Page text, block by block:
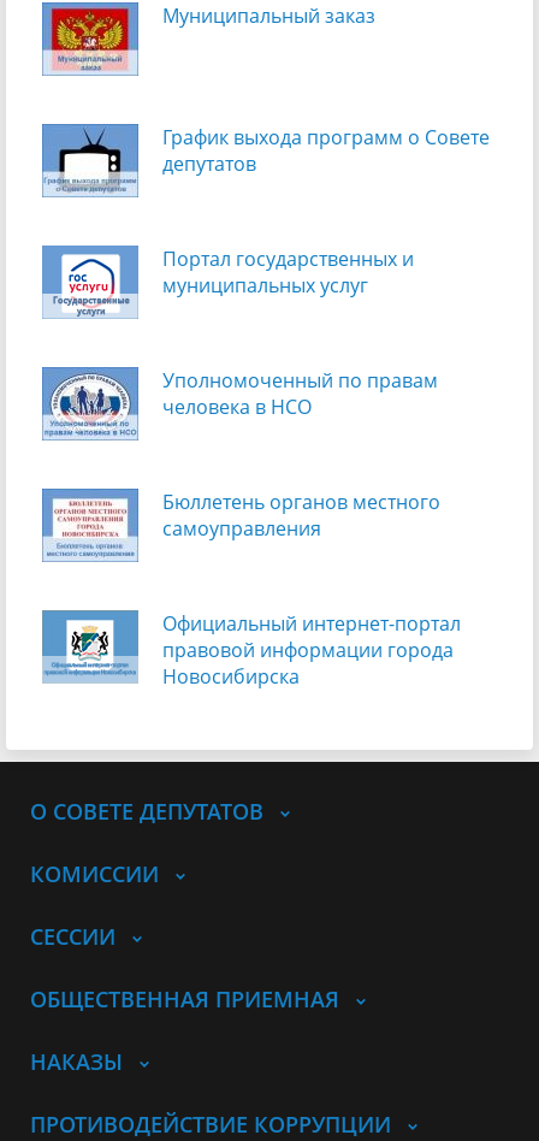
Муниципальный заказ
График выхода программ о Cовете
депутатов
Портал государственных и
муниципальных услуг
Уполномоченный по правам
человека в НСО
Бюллетень органов местного
самоуправления
Официальный интернет-портал
правовой информации города
Новосибирска
О СОВЕТЕ ДЕПУТАТОВ
КОМИССИИ
СЕССИИ
ОБЩЕСТВЕННАЯ ПРИЕМНАЯ
НАКАЗЫ
ПРОТИВОДЕЙСТВИЕ КОРРУПЦИИ